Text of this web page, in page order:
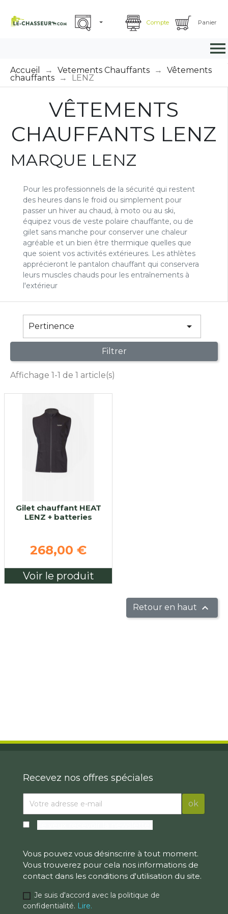
Compte Panier

Accueil Vetements Chauffants Vêtements
chauffants LENZ
VÊTEMENTS
CHAUFFANTS LENZ
MARQUE LENZ
Pour les professionnels de la sécurité qui restent
des heures dans le froid ou simplement pour
passer un hiver au chaud, à moto ou au ski,
équipez vous de veste polaire chauffante, ou de
gilet sans manche pour conserver une chaleur
agréable et un bien être thermique quelles que
que soient vos activités extérieures. Les athlètes
apprécieront le pantalon chauffant qui conservera
leurs muscles chauds pour les entraînements à
l'extérieur
Pertinence 
Filtrer
Affichage 1-1 de 1 article(s)
Gilet chauffant HEAT
LENZ + batteries
268,00 €
Voir le produit
Retour en haut 
Recevez nos offres spéciales
Vous pouvez vous désinscrire à tout moment.
Vous trouverez pour cela nos informations de
contact dans les conditions d'utilisation du site.
Je suis d'accord avec la politique de
confidentialité. Lire.